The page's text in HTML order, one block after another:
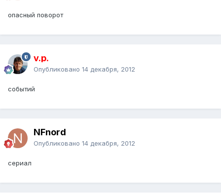
опасный поворот
v.p.
Опубликовано 14 декабря, 2012
событий
NFnord
Опубликовано 14 декабря, 2012
сериал